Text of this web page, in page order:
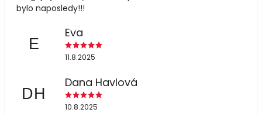
bylo naposledy!!!
E
Eva
11.8.2025
DH
Dana Havlová
10.8.2025